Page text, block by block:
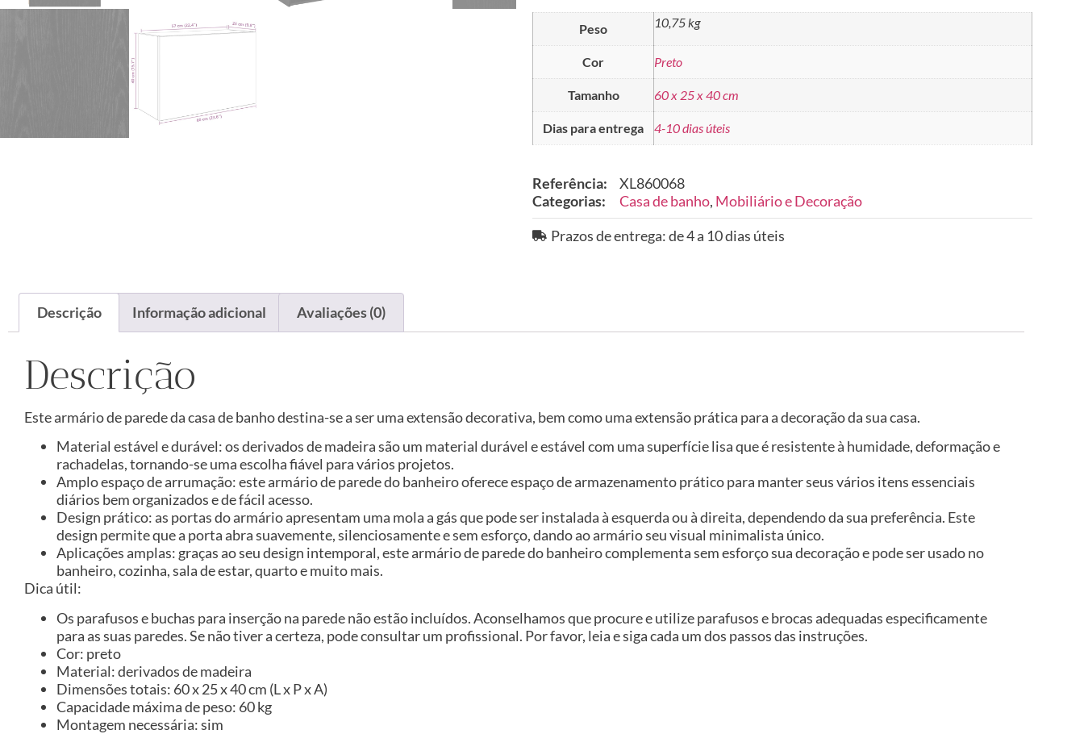
Peso 10,75 kg
Cor Preto
Tamanho 60 x 25 x 40 cm
Dias para entrega 4-10 dias úteis
Referência:
XL860068
Categorias:
Casa de banho, Mobiliário e Decoração
Prazos de entrega: de 4 a 10 dias úteis
Descrição Informação adicional Avaliações (0)
Descrição
Este armário de parede da casa de banho destina-se a ser uma extensão decorativa, bem como uma extensão prática para a decoração da sua casa.
Material estável e durável: os derivados de madeira são um material durável e estável com uma superfície lisa que é resistente à humidade, deformação e
rachadelas, tornando-se uma escolha fiável para vários projetos.
Amplo espaço de arrumação: este armário de parede do banheiro oferece espaço de armazenamento prático para manter seus vários itens essenciais
diários bem organizados e de fácil acesso.
Design prático: as portas do armário apresentam uma mola a gás que pode ser instalada à esquerda ou à direita, dependendo da sua preferência. Este
design permite que a porta abra suavemente, silenciosamente e sem esforço, dando ao armário seu visual minimalista único.
Aplicações amplas: graças ao seu design intemporal, este armário de parede do banheiro complementa sem esforço sua decoração e pode ser usado no
banheiro, cozinha, sala de estar, quarto e muito mais.
Dica útil:
Os parafusos e buchas para inserção na parede não estão incluídos. Aconselhamos que procure e utilize parafusos e brocas adequadas especificamente
para as suas paredes. Se não tiver a certeza, pode consultar um profissional. Por favor, leia e siga cada um dos passos das instruções.
Cor: preto
Material: derivados de madeira
Dimensões totais: 60 x 25 x 40 cm (L x P x A)
Capacidade máxima de peso: 60 kg
Montagem necessária: sim